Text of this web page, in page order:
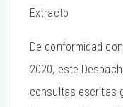
Extracto
De conformidad
2020, este
consultas escritas